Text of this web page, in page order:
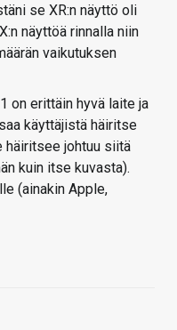
se XR:n näyttö oli
näyttöä rinnalla niin
vaikutuksen
on erittäin hyvä laite ja
käyttäjistä häiritse
häiritsee johtuu siitä
kuin itse kuvasta).
(ainakin Apple,